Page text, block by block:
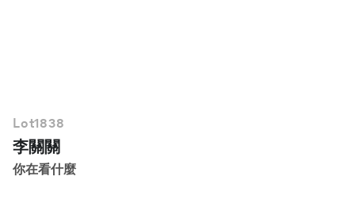
Lot1838
李關關
你在看什麼